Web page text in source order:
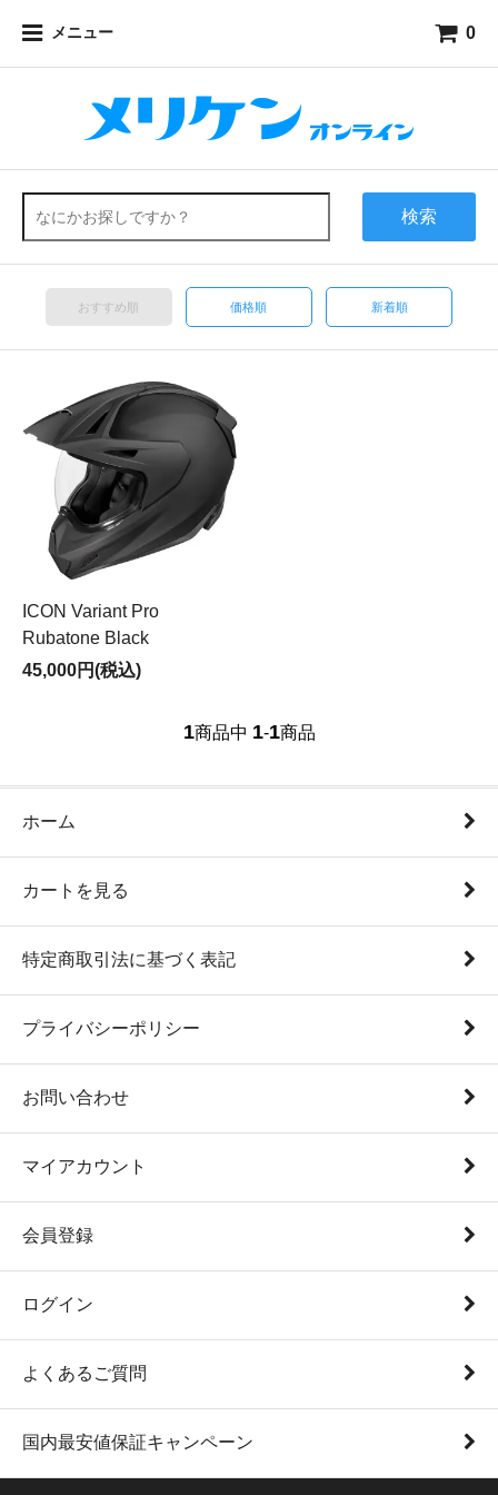
メニュー 0
検索
おすすめ順 価格順 新着順
ICON Variant Pro
Rubatone Black
45,000円(税込)
1商品中 1-1商品
ホーム
カートを見る
特定商取引法に基づく表記
プライバシーポリシー
お問い合わせ
マイアカウント
会員登録
ログイン
よくあるご質問
国内最安値保証キャンペーン